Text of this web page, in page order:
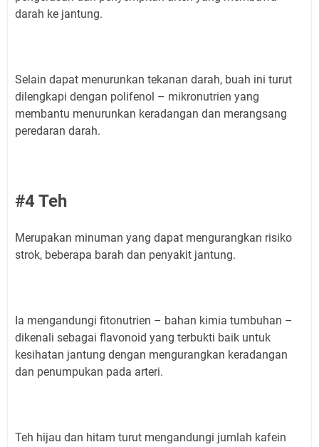
darah ke jantung.
Selain dapat menurunkan tekanan darah, buah ini turut
dilengkapi dengan polifenol – mikronutrien yang
membantu menurunkan keradangan dan merangsang
peredaran darah.
#4 Teh
Merupakan minuman yang dapat mengurangkan risiko
strok, beberapa barah dan penyakit jantung.
Ia mengandungi fitonutrien – bahan kimia tumbuhan –
dikenali sebagai flavonoid yang terbukti baik untuk
kesihatan jantung dengan mengurangkan keradangan
dan penumpukan pada arteri.
Teh hijau dan hitam turut mengandungi jumlah kafein